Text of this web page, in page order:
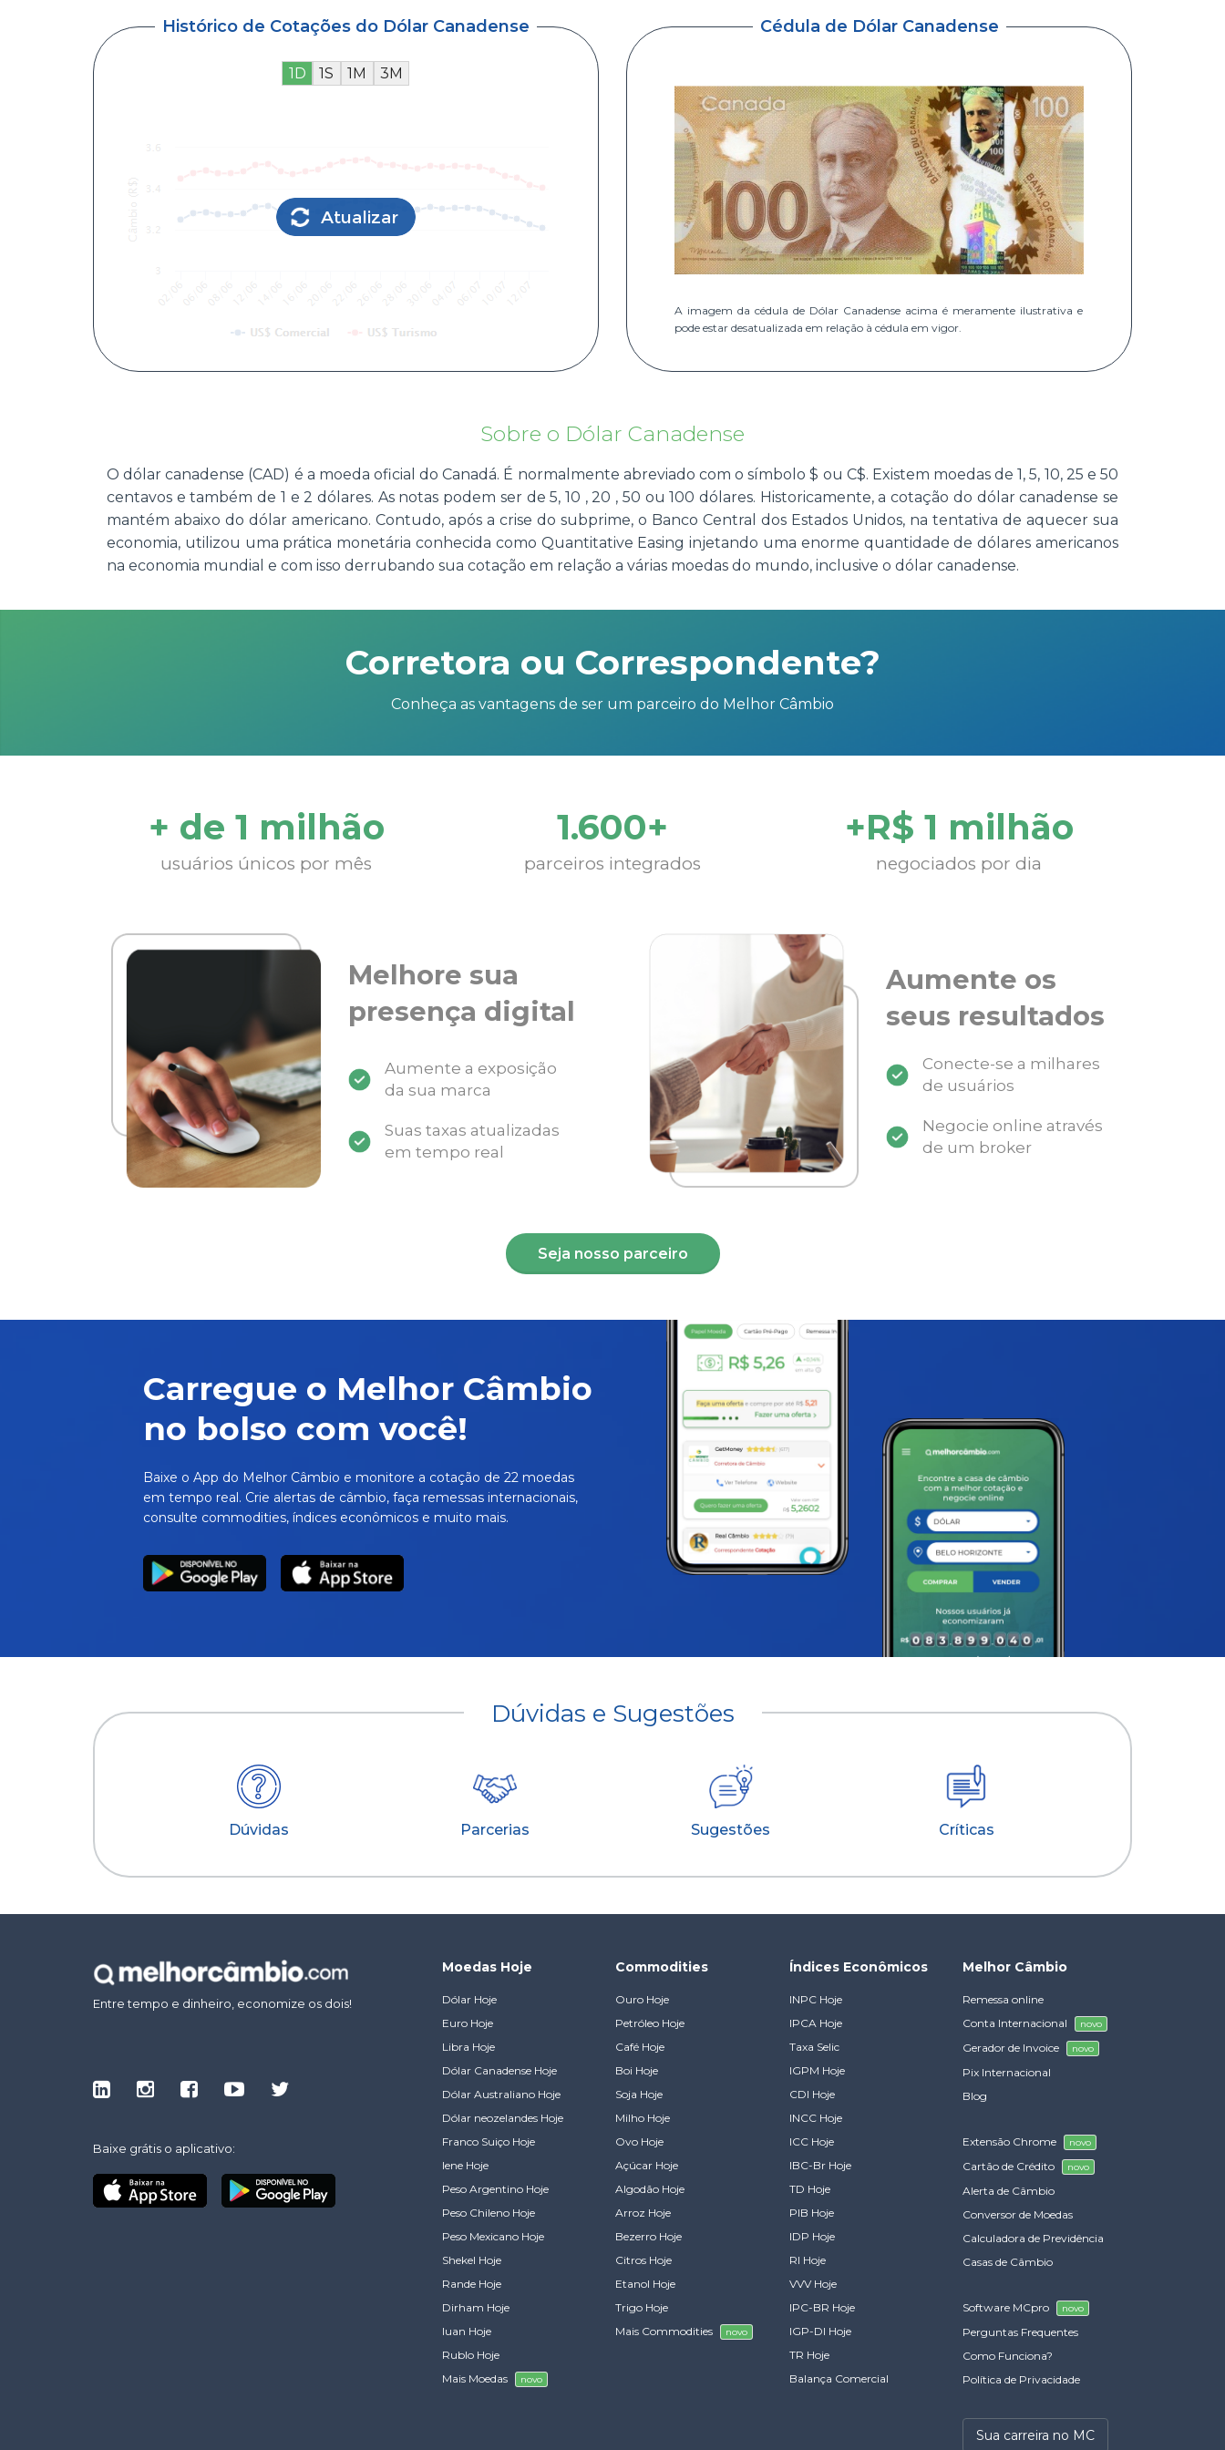
Histórico de Cotações do Dólar Canadense
1D 1S 1M 3M
Cédula de Dólar Canadense
A imagem da cédula de Dólar Canadense acima é meramente ilustrativa e
pode estar desatualizada em relação à cédula em vigor.
Sobre o Dólar Canadense
O dólar canadense (CAD) é a moeda oficial do Canadá. É normalmente abreviado com o símbolo $ ou C$. Existem moedas de 1, 5, 10, 25 e 50
centavos e também de 1 e 2 dólares. As notas podem ser de 5, 10 , 20 , 50 ou 100 dólares. Historicamente, a cotação do dólar canadense se
mantém abaixo do dólar americano. Contudo, após a crise do subprime, o Banco Central dos Estados Unidos, na tentativa de aquecer sua
economia, utilizou uma prática monetária conhecida como Quantitative Easing injetando uma enorme quantidade de dólares americanos
na economia mundial e com isso derrubando sua cotação em relação a várias moedas do mundo, inclusive o dólar canadense.
Corretora ou Correspondente?
Conheça as vantagens de ser um parceiro do Melhor Câmbio
+ de 1 milhão
usuários únicos por mês
1.600+
parceiros integrados
+R$ 1 milhão
negociados por dia
Melhore sua
presença digital
Aumente a exposição
da sua marca
Suas taxas atualizadas
em tempo real
Aumente os
seus resultados
Conecte-se a milhares
de usuários
Negocie online através
de um broker
Seja nosso parceiro
Carregue o Melhor Câmbio
no bolso com você!
Baixe o App do Melhor Câmbio e monitore a cotação de 22 moedas
em tempo real. Crie alertas de câmbio, faça remessas internacionais,
consulte commodities, índices econômicos e muito mais.
Dúvidas e Sugestões
Dúvidas Parcerias Sugestões Críticas
Entre tempo e dinheiro, economize os dois!
Baixe grátis o aplicativo:
Moedas Hoje
Dólar Hoje
Euro Hoje
Libra Hoje
Dólar Canadense Hoje
Dólar Australiano Hoje
Dólar neozelandes Hoje
Franco Suiço Hoje
Iene Hoje
Peso Argentino Hoje
Peso Chileno Hoje
Peso Mexicano Hoje
Shekel Hoje
Rande Hoje
Dirham Hoje
Iuan Hoje
Rublo Hoje
Mais Moedas
novo
Commodities
Ouro Hoje
Petróleo Hoje
Café Hoje
Boi Hoje
Soja Hoje
Milho Hoje
Ovo Hoje
Açúcar Hoje
Algodão Hoje
Arroz Hoje
Bezerro Hoje
Citros Hoje
Etanol Hoje
Trigo Hoje
Mais Commodities
novo
Índices Econômicos
INPC Hoje
IPCA Hoje
Taxa Selic
IGPM Hoje
CDI Hoje
INCC Hoje
ICC Hoje
IBC-Br Hoje
TD Hoje
PIB Hoje
IDP Hoje
RI Hoje
VVV Hoje
IPC-BR Hoje
IGP-DI Hoje
TR Hoje
Balança Comercial
Melhor Câmbio
Remessa online
Conta Internacional
novo
Gerador de Invoice novo
Pix Internacional
Blog
Extensão Chrome novo
Cartão de Crédito novo
Alerta de Câmbio
Conversor de Moedas
Calculadora de Previdência
Casas de Câmbio
Software MCpro novo
Perguntas Frequentes
Como Funciona?
Política de Privacidade
Sua carreira no MC